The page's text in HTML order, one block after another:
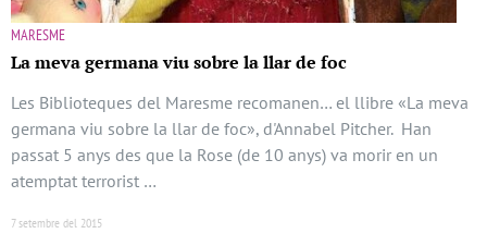
MARESME
La meva germana viu sobre la llar de foc
Les Biblioteques del Maresme recomanen… el llibre «La meva
germana viu sobre la llar de foc», d'Annabel Pitcher. Han
passat 5 anys des que la Rose (de 10 anys) va morir en un
atemptat terrorist …
7 setembre del 2015